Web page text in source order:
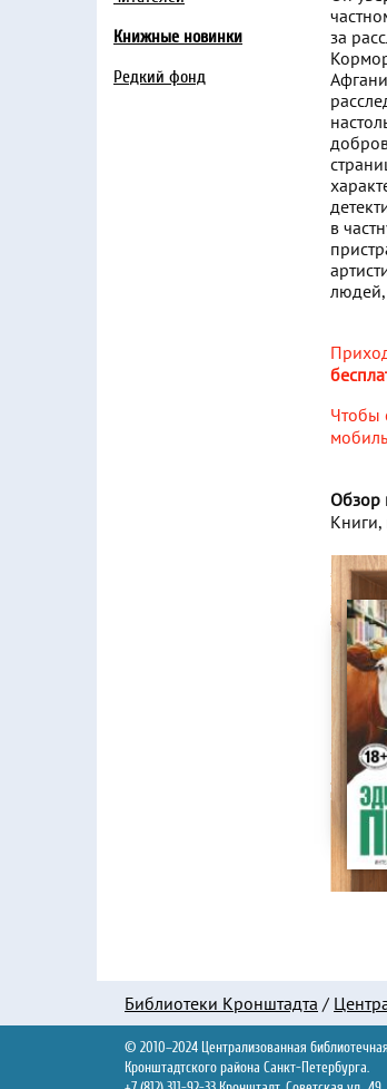
Книжные новинки
Редкий фонд
за
в
людей,
Чтобы
Обзор
Библиотеки Кронштадта /
© 2010–2024 Централизованная
Кронштадтского района Санкт-Петербурга.